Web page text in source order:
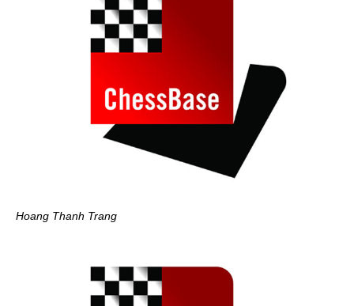
Hoang Thanh Trang